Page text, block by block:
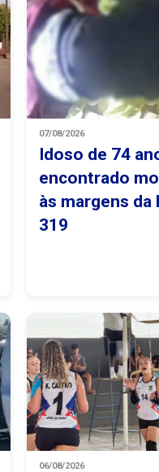
07/08/2026
Idoso de 74
encontrado
às margens da
319
06/08/2026